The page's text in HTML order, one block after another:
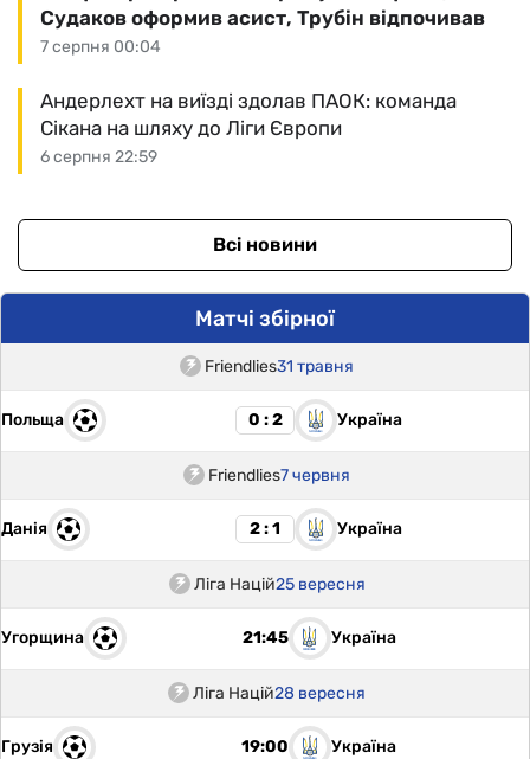
7 серпня 00:04
Судаков оформив асист, Трубін відпочивав
6 серпня 22:59
Андерлехт на виїзді здолав ПАОК: команда
Сікана на шляху до Ліги Європи
Всі новини
Матчі збірної
Friendlies31 травня
Польща 0 : 2 Україна
Friendlies7 червня
Данія 2 : 1 Україна
Ліга Націй25 вересня
Угорщина 21:45 Україна
Ліга Націй28 вересня
Грузія 19:00 Україна